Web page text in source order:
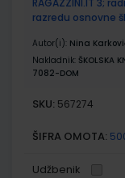
RAGAZZINI.IT 3;
razredu osnovne
Autor(i): Nina
Nakladnik: ŠKOLSKA
7082-DOM
SKU: 567274
ŠIFRA OMOTA:
Udžbenik